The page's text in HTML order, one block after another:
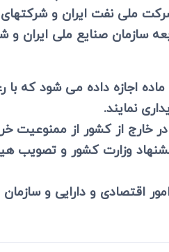
ابطال مراحل ثبتی...
ملی نفت ایران و
سازمان صنایع ملی ایران و
اجازه داده می شود که
نمایند.
در خارج از کشور از
وزارت کشور و تصویب
اقتصادی و دارایی و